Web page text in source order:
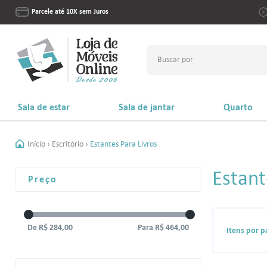
Parcele até 10X sem Juros
Sala de estar
Rack para TV
Mesas de Centro
Sala de jantar
Bares e Carrinhos Para Bebidas
Espelhos Decorativos e Molduras
Quarto
Início › Escritório › Estantes Para Livros
Preço
R$ 284,00 R$ 464,00 Itens por